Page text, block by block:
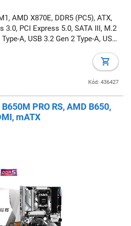
AMD X870E, DDR5 (PC5), ATX,
3.0, PCI Express 5.0, SATA III, M.2
A, USB 3.2 Gen 2 Type-A, USB
Kód: 436427
PRO RS, AMD B650,
mATX